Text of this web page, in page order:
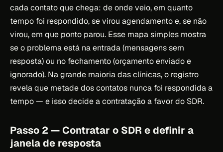
cada contato que chega: de onde veio, em quanto
tempo foi respondido, se virou agendamento e, se não
virou, em que ponto parou. Esse mapa simples mostra
se o problema está na entrada (mensagens sem
resposta) ou no fechamento (orçamento enviado e
ignorado). Na grande maioria das clínicas, o registro
revela que metade dos contatos nunca foi respondida a
tempo — e isso decide a contratação a favor do SDR.
Passo 2 — Contratar o SDR e definir a
janela de resposta